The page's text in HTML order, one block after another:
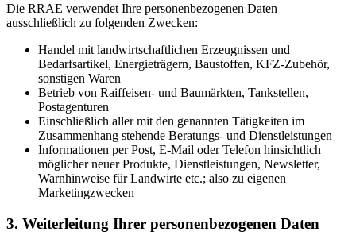
Die RRAE verwendet Ihre personenbezogenen Daten
ausschließlich zu folgenden Zwecken:
Handel mit landwirtschaftlichen Erzeugnissen und
Bedarfsartikel, Energieträgern, Baustoffen, KFZ-Zubehör,
sonstigen Waren
Betrieb von Raiffeisen- und Baumärkten, Tankstellen,
Postagenturen
Einschließlich aller mit den genannten Tätigkeiten im
Zusammenhang stehende Beratungs- und Dienstleistungen
Informationen per Post, E-Mail oder Telefon hinsichtlich
möglicher neuer Produkte, Dienstleistungen, Newsletter,
Warnhinweise für Landwirte etc.; also zu eigenen
Marketingzwecken
3. Weiterleitung Ihrer personenbezogenen Daten